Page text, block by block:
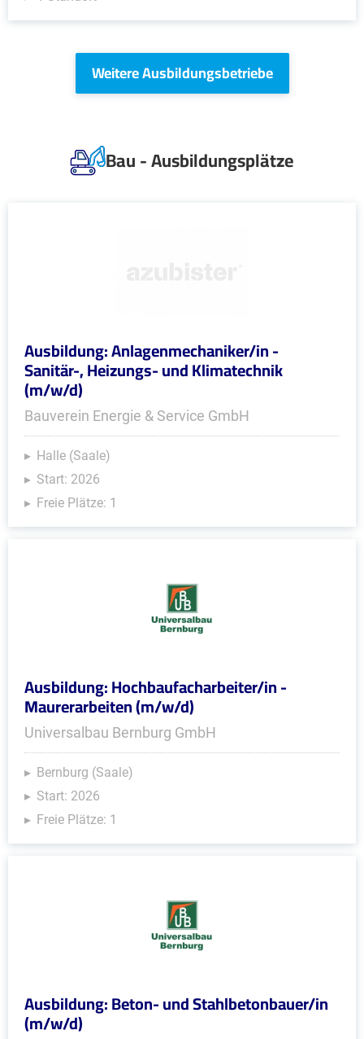
Weitere Ausbildungsbetriebe
Bau - Ausbildungsplätze
Ausbildung: Anlagenmechaniker/in -
Sanitär-, Heizungs- und Klimatechnik
(m/w/d)
Bauverein Energie & Service GmbH
Halle (Saale)
Start: 2026
Freie Plätze: 1
Ausbildung: Hochbaufacharbeiter/in -
Maurerarbeiten (m/w/d)
Universalbau Bernburg GmbH
Bernburg (Saale)
Start: 2026
Freie Plätze: 1
Ausbildung: Beton- und Stahlbetonbauer/in
(m/w/d)